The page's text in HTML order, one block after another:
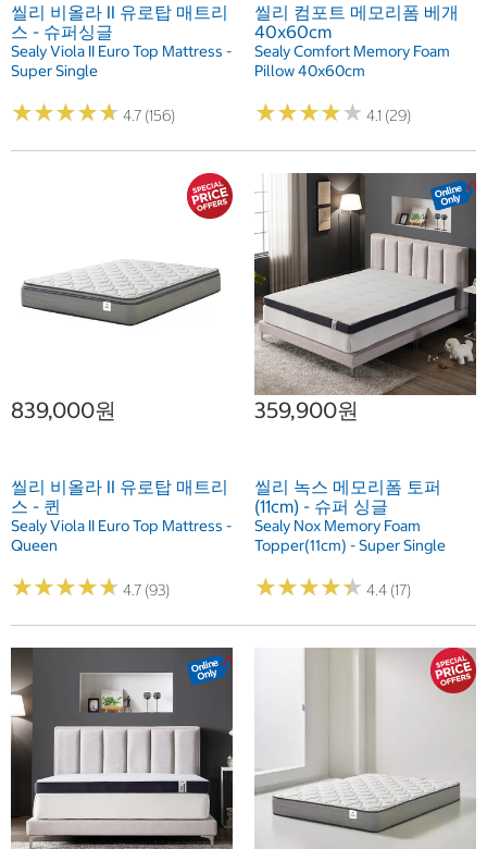
씰리 비올라 II 유로탑 매트리
스 - 슈퍼싱글
Sealy Viola II Euro Top Mattress -
Super Single
★★★★★
★★★★★ 4.7 (156)
씰리 컴포트 메모리폼 베개
40x60cm
Sealy Comfort Memory Foam
Pillow 40x60cm
★★★★★
★★★★★ 4.1 (29)
839,000원
씰리 비올라 II 유로탑 매트리
스 - 퀸
Sealy Viola II Euro Top Mattress -
Queen
★★★★★
★★★★★ 4.7 (93)
359,900원
씰리 녹스 메모리폼 토퍼
(11cm) - 슈퍼 싱글
Sealy Nox Memory Foam
Topper(11cm) - Super Single
★★★★★
★★★★★ 4.4 (17)